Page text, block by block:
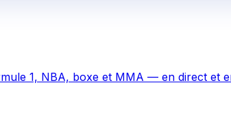
1, NBA, boxe et MMA — en direct et